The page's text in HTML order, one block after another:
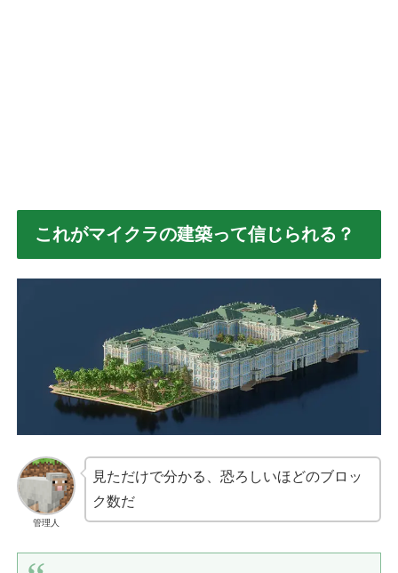
これがマイクラの建築って信じられる？
管理人
見ただけで分かる、恐ろしいほどのブロッ
ク数だ